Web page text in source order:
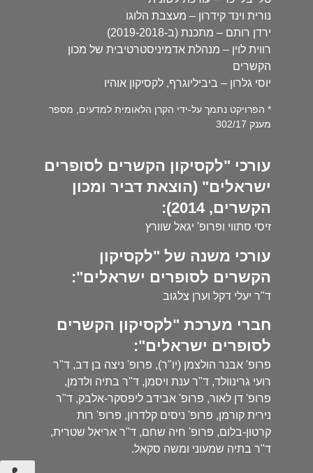
נורית וינד קידרון – מעצבת הלוגו
ירדן רותם – מתכנת (ב-2019-2018)
רווית לוין – מנהלת אדמיניסטרטיבית של מכון
הקשרים
יוסי גלרון – ביביליוגרף, לקסיקון אוהיו
* הפרויקט נתמך על-ידי הקרן הלאומית למדעים, מספר
מענק 302/17
עורכי "לקסיקון הקשרים לסופרים
ישראלים" (הוצאת דביר ומכון
הקשרים, 2014):
זיסי סתווי ופרופ' יגאל שוורץ
עורכי משנה של "לקסיקון
הקשרים לסופרים ישראלים":
ד"ר יעלי דקל וערן צלגוב
חברי מערכת "לקסיקון הקשרים
לסופרים ישראלים":
פרופ' אבנר הולצמן (יו"ר), פרופ' ניצה בן דב, ד"ר
רועי גרינוולד, ד"ר ענת ויסמן, ד"ר בתיה ולדמן,
פרופ' דן לאור, פרופ' אבידב ליפסקר-אלבק, ד"ר
נירית קורמן, פרופ' ניסים קלדרון, פרופ' רות
קרטון-בלום, פרופ' חיה שחם, ד"ר אריאל שטרית,
ד"ר בתיה שמעוני ומשה סקאל.